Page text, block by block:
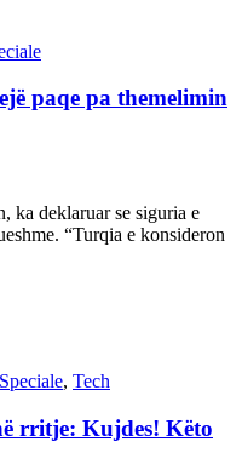
paqe pa themelimin
ka deklaruar se siguria e
“Turqia e konsideron
Speciale, Tech
rritje: Kujdes! Këto